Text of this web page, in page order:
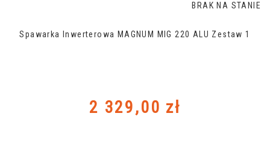
BRAK NA STANIE
Spawarka Inwerterowa MAGNUM MIG 220 ALU Zestaw 1
Cena
2 329,00 zł